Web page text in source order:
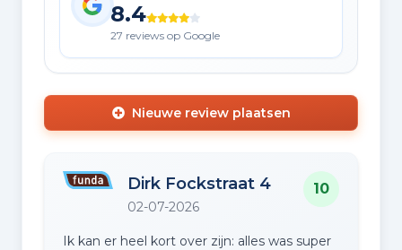
8.4
27 reviews op Google
Nieuwe review plaatsen
Dirk Fockstraat 4
02-07-2026
10
Ik kan er heel kort over zijn: alles was super